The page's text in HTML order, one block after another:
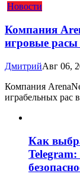
Новости
Компания
игровые
ДмитрийАвг 06,
Компания
играбельных рас
Как